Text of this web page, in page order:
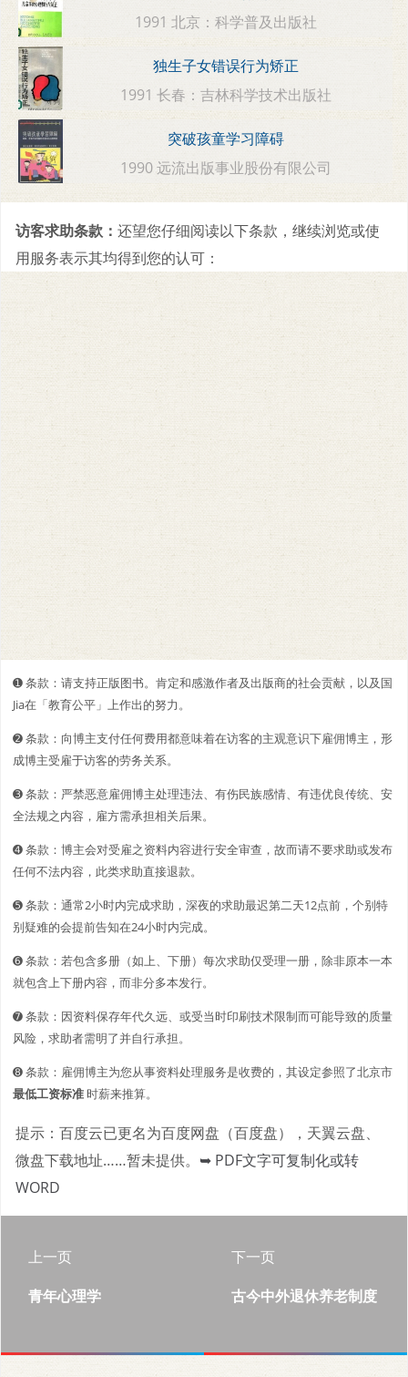
1991 北京：科学普及出版社
独生子女错误行为矫正
1991 长春：吉林科学技术出版社
突破孩童学习障碍
1990 远流出版事业股份有限公司
访客求助条款： 还望您仔细阅读以下条款，继续浏览或使
用服务表示其均得到您的认可：
➊️ 条款：请支持正版图书。肯定和感激作者及出版商的社会贡献，以及国
Jia在「教育公平」上作出的努力。
➋️️ 条款：向博主支付任何费用都意味着在访客的主观意识下雇佣博主，形
成博主受雇于访客的劳务关系。
➌ 条款：严禁恶意雇佣博主处理违法、有伤民族感情、有违优良传统、安
全法规之内容，雇方需承担相关后果。
➍ 条款：博主会对受雇之资料内容进行安全审查，故而请不要求助或发布
任何不法内容，此类求助直接退款。
➎ 条款：通常2小时内完成求助，深夜的求助最迟第二天12点前，个别特
别疑难的会提前告知在24小时内完成。
➏ 条款：若包含多册（如上、下册）每次求助仅受理一册，除非原本一本
就包含上下册内容，而非分多本发行。
➐ 条款：因资料保存年代久远、或受当时印刷技术限制而可能导致的质量
风险，求助者需明了并自行承担。
➑ 条款：雇佣博主为您从事资料处理服务是收费的，其设定参照了北京市
最低工资标准时薪来推算。
提示：百度云已更名为百度网盘（百度盘），天翼云盘、
微盘下载地址……暂未提供。 ➥ PDF文字可复制化或转
WORD
上一页
青年心理学
下一页
古今中外退休养老制度